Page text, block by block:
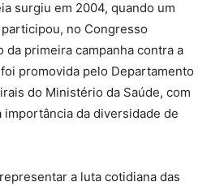
surgiu em 2004, quando um
no Congresso
da primeira campanha contra a
promovida pelo Departamento
do Ministério da Saúde, com
da diversidade de
a luta cotidiana das